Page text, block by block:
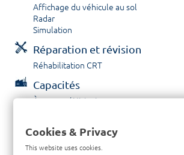
Affichage du véhicule au sol
Radar
Simulation
Réparation et révision
Réhabilitation CRT
Capacités
À propos / Historique
Contactez nous
Cookies & Privacy
This website uses cookies.